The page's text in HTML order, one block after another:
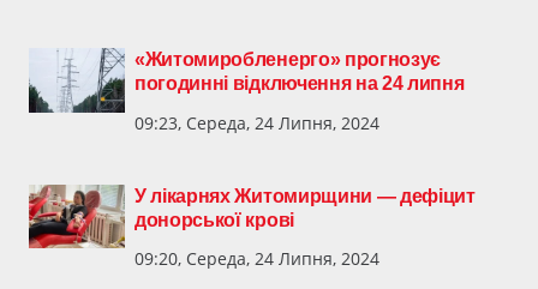
«Житомиробленерго» прогнозує
погодинні відключення на 24 липня
09:23, Середа, 24 Липня, 2024
У лікарнях Житомирщини — дефіцит
донорської крові
09:20, Середа, 24 Липня, 2024